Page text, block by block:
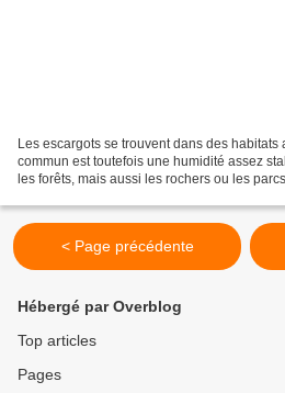
Les escargots se trouvent dans des habitats
commun est toutefois une humidité assez
les forêts, mais aussi les rochers ou les parcs
< Page précédente
Hébergé par Overblog
Top articles
Pages